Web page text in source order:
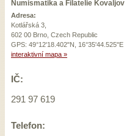
Numismatika a Filatelie Kovaljov
Adresa:
Kotlářská 3,
602 00 Brno, Czech Republic
GPS: 49°12'18.402"N, 16°35'44.525"E
interaktivní mapa »
IČ:
291 97 619
Telefon: